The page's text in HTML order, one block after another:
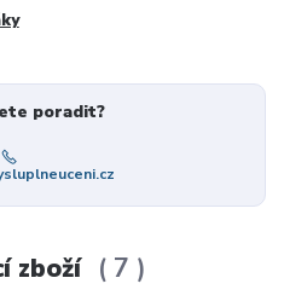
poradit?
zboží 7